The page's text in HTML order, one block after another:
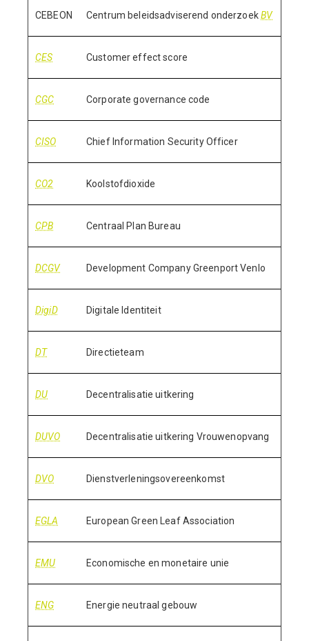
CEBEON Centrum beleidsadviserend onderzoekBV
CES Customer effect score
CGC Corporate governance code
CISO Chief Information Security Officer
CO2 Koolstofdioxide
CPB Centraal Plan Bureau
DCGV Development Company Greenport Venlo
DigiD Digitale Identiteit
DT Directieteam
DU Decentralisatie uitkering
DUVO Decentralisatie uitkering Vrouwenopvang
DVO Dienstverleningsovereenkomst
EGLA European Green Leaf Association
EMU Economische en monetaire unie
ENG Energie neutraal gebouw